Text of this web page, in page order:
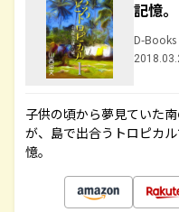
記憶
D-Books
子供の頃から夢見ていた
が、島で出合うトロピカ
憶。